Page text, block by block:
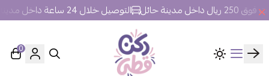
مدينة حائل التوصيل خلال 24 ساعة داخل مدينة حائل.
ركن قطي
0